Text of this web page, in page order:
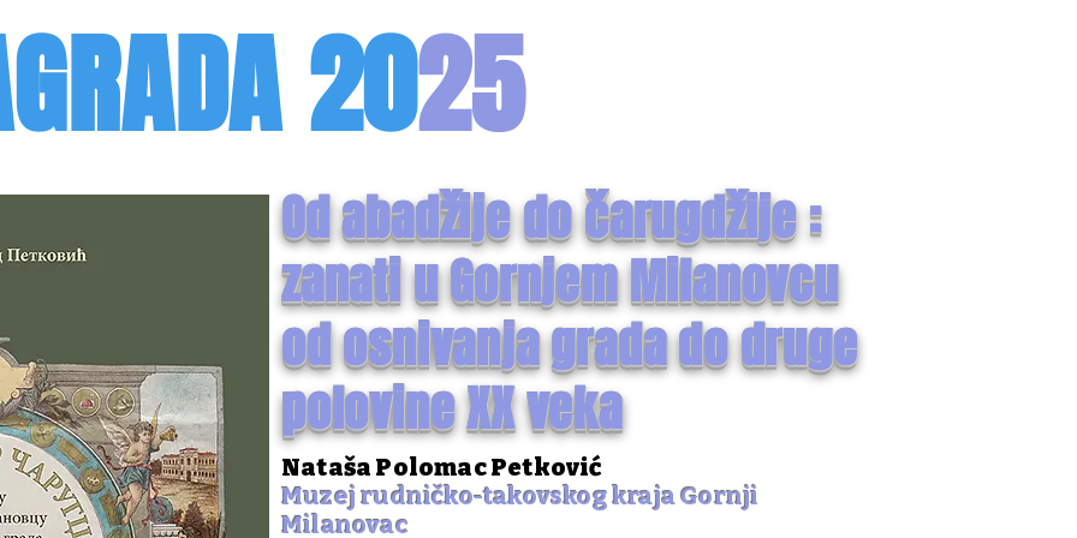
DA2025
Od abadžije do čarugdžije :
zanati u Gornjem Milanovcu
od osnivanja grada do druge
polovine XX veka
Nataša Polomac Petković
Muzej rudničko-takovskog kraja Gornji
Milanovac